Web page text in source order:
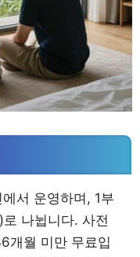
서 운영하며, 1부
나뉩니다. 사전
개월 미만 무료입